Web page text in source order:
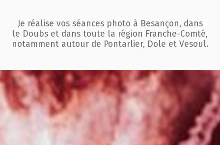
Je réalise vos séances photo à Besançon, dans
le Doubs et dans toute la région Franche-Comté,
notamment autour de Pontarlier, Dole et Vesoul.